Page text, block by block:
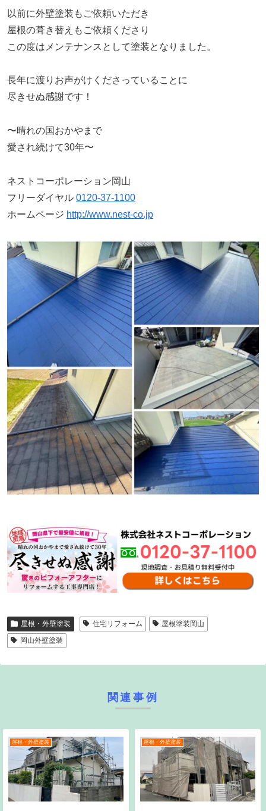
以前に外壁塗装もご依頼いただき
屋根の葺き替えもご依頼くださり
この度はメンテナンスとして塗装となりました。
長年に渡りお声がけくださっていることに
尽きせぬ感謝です！
〜晴れの国おかやまで
愛され続けて30年〜
ネストコーポレーション岡山
フリーダイヤル 0120-37-1100
ホームページ http://www.nest-co.jp
屋根・外壁塗装 住宅リフォーム
屋根塗装岡山
岡山外壁塗装
関連事例
屋根・外壁塗装 屋根・外壁塗装